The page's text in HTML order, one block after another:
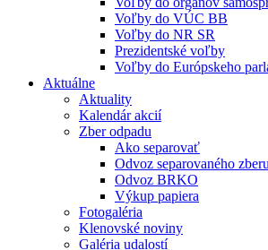
Voľby do VÚC BB
Voľby do NR SR
Prezidentské voľby
Voľby do Európskeho
Aktuálne
Aktuality
Kalendár akcií
Zber odpadu
Ako separovať
Odvoz separovaného zberu
Odvoz BRKO
Výkup papiera
Fotogaléria
Klenovské noviny
Galéria udalostí